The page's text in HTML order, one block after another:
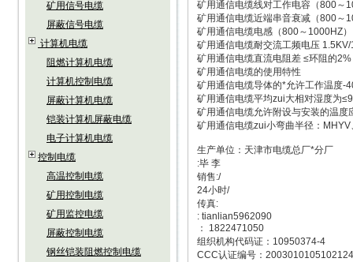
矿用信号电缆
屏蔽信号电缆
计算机电缆
阻燃计算机电缆
计算机控制电缆
屏蔽计算机电缆
铠装计算机屏蔽电缆
电子计算机电缆
控制电缆
高温控制电缆
矿用控制电缆
矿用监控电缆
屏蔽控制电缆
钢丝铠装阻燃控制电缆
矿用通信电缆线对工作电容（800～
矿用通信电缆近端串音衰减（800～
矿用通信电缆电感（800～1000HZ
矿用通信电缆耐交流工频电压
矿用通信电缆直流电阻差 ≤环阻的2%
矿用通信电缆的使用特性
矿用通信电缆导体的*允许工作温度-
矿用通信电缆平均zui大相对湿度为
矿用通信电缆允许附设与安装的温
矿用通信电缆zui小弯曲半径：
生产单位：天津市电缆总厂*分厂
:毕 李
销售:/
24小时/
传真:
: tianlian5962090
： 1822471050
组织机构代码证：10950374-4
CCC认证编号：2003010105102124